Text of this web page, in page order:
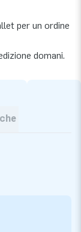
per un ordine
domani.